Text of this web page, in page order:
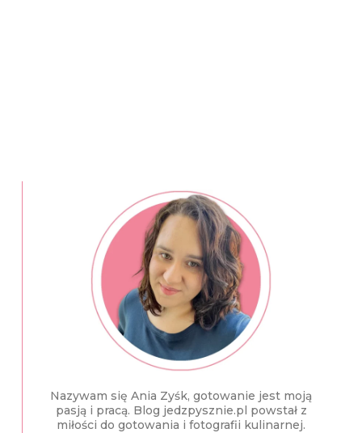
Nazywam się Ania Zyśk, gotowanie jest moją
pasją i pracą. Blog jedzpysznie.pl powstał z
miłości do gotowania i fotografii kulinarnej.